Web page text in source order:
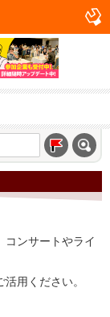
コンサートやライ
用ください。